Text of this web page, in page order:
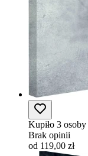
Kupiło 3 osoby
Brak opinii
od 119,00 zł